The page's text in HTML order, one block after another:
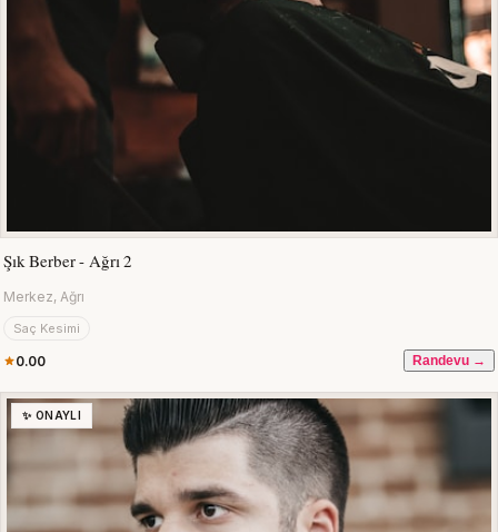
Şık Berber - Ağrı 2
Merkez, Ağrı
Saç Kesimi
0.00 Randevu →
✨ ONAYLI